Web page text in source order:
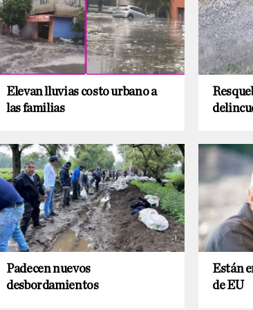
Elevan lluvias costo urbano a
las familias
Padecen nuevos
desbordamientos
Están
de EU